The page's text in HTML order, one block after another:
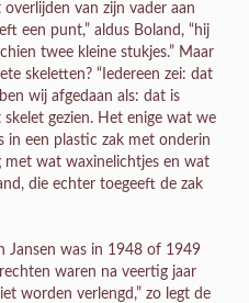
van zijn vader aan
een punt,” aldus Boland, “hij
twee kleine stukjes.” Maar
skeletten? “Iedereen zei: dat
wij afgedaan als: dat is
gezien. Het enige wat we
in een plastic zak met onderin
met wat waxinelichtjes en wat
die echter toegeeft de zak
Jansen was in 1948 of 1949
waren na veertig jaar
worden verlengd,” zo legt de